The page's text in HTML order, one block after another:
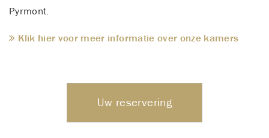
Pyrmont.
Klik hier voor meer informatie over onze kamers
Uw reservering